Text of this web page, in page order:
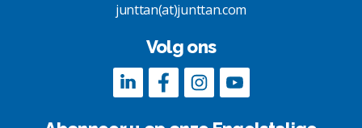
junttan(at)junttan.com
Volg ons